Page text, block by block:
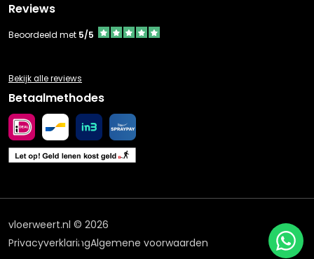
Reviews
Beoordeeld met 5/5
Bekijk alle reviews
Betaalmethodes
vloerweert.nl © 2026
PrivacyverklaringAlgemene voorwaarden